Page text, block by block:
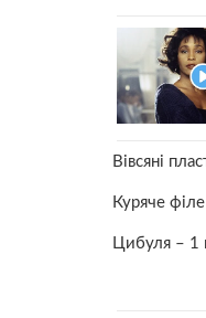
Вівсяні
Куряче
Цибуля – 1